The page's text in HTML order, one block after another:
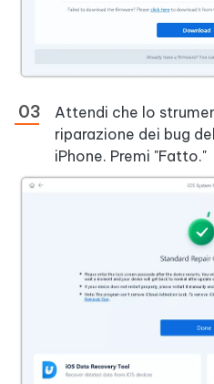
Attendi che lo
riparazione dei bug
iPhone. Premi "Fatto."